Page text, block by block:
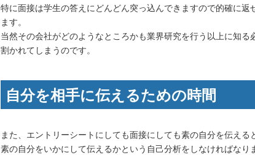
特に面接は学生の答えにどんどん突っ込んできますので的確に
ます。
当然その会社がどのようなところかも業界研究を行う以上に知
割かれてしまうのです。
自分を相手に伝えるための時間
また、エントリーシートにしても面接にしても素の自分を伝える
素の自分をいかにして伝えるかという自己分析をしなければなり